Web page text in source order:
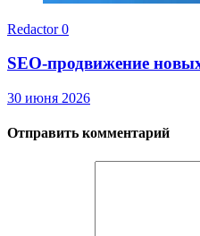
Redactor0
SEO-продвижение
30 июня 2026
Отправить комментарий